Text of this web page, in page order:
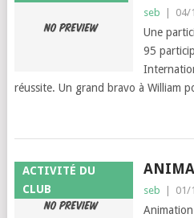
seb 04/
Une
95
réussite. Un grand bravo à William
ACTIVITÉ DU
CLUB
seb 01/